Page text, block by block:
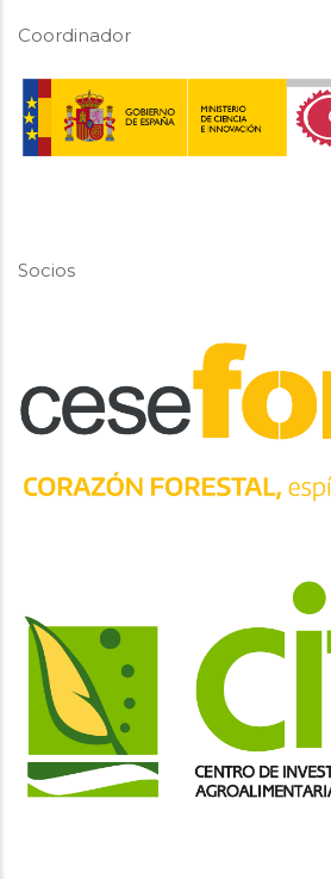
Coordinador
Socios